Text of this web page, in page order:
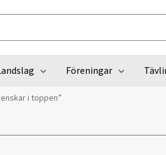
Föreningar
i toppen”